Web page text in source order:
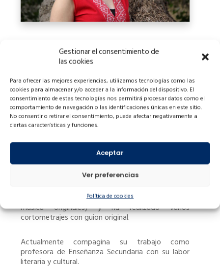
Gestionar el consentimiento de
las cookies
Para ofrecer las mejores experiencias, utilizamos tecnologías como las
cookies para almacenar y/o acceder a la información del dispositivo. El
consentimiento de estas tecnologías nos permitirá procesar datos como el
comportamiento de navegación o las identificaciones únicas en este sitio.
No consentir o retirar el consentimiento, puede afectar negativamente a
ciertas características y funciones.
Aceptar
Ver preferencias
Política de cookies
Marisa López Diz (Gijón)
en Asturiano y Gallego-Asturiano.
Escribe poesía y narrativa tanto para niños como
para adultos y cuenta con más de medio centenar
de premios y menciones de reconocido prestigio.
libros dedicados a la literatura infantil y juvenil.
Además, colabora en diversas publicaciones
literarias y su obra está recogida en varias revistas
Forma parte del dúo musical Mestura (letra y
música originales) y ha realizado varios
cortometrajes con guion original.
Actualmente compagina su trabajo como
profesora de Enseñanza Secundaria con su labor
literaria y cultural.